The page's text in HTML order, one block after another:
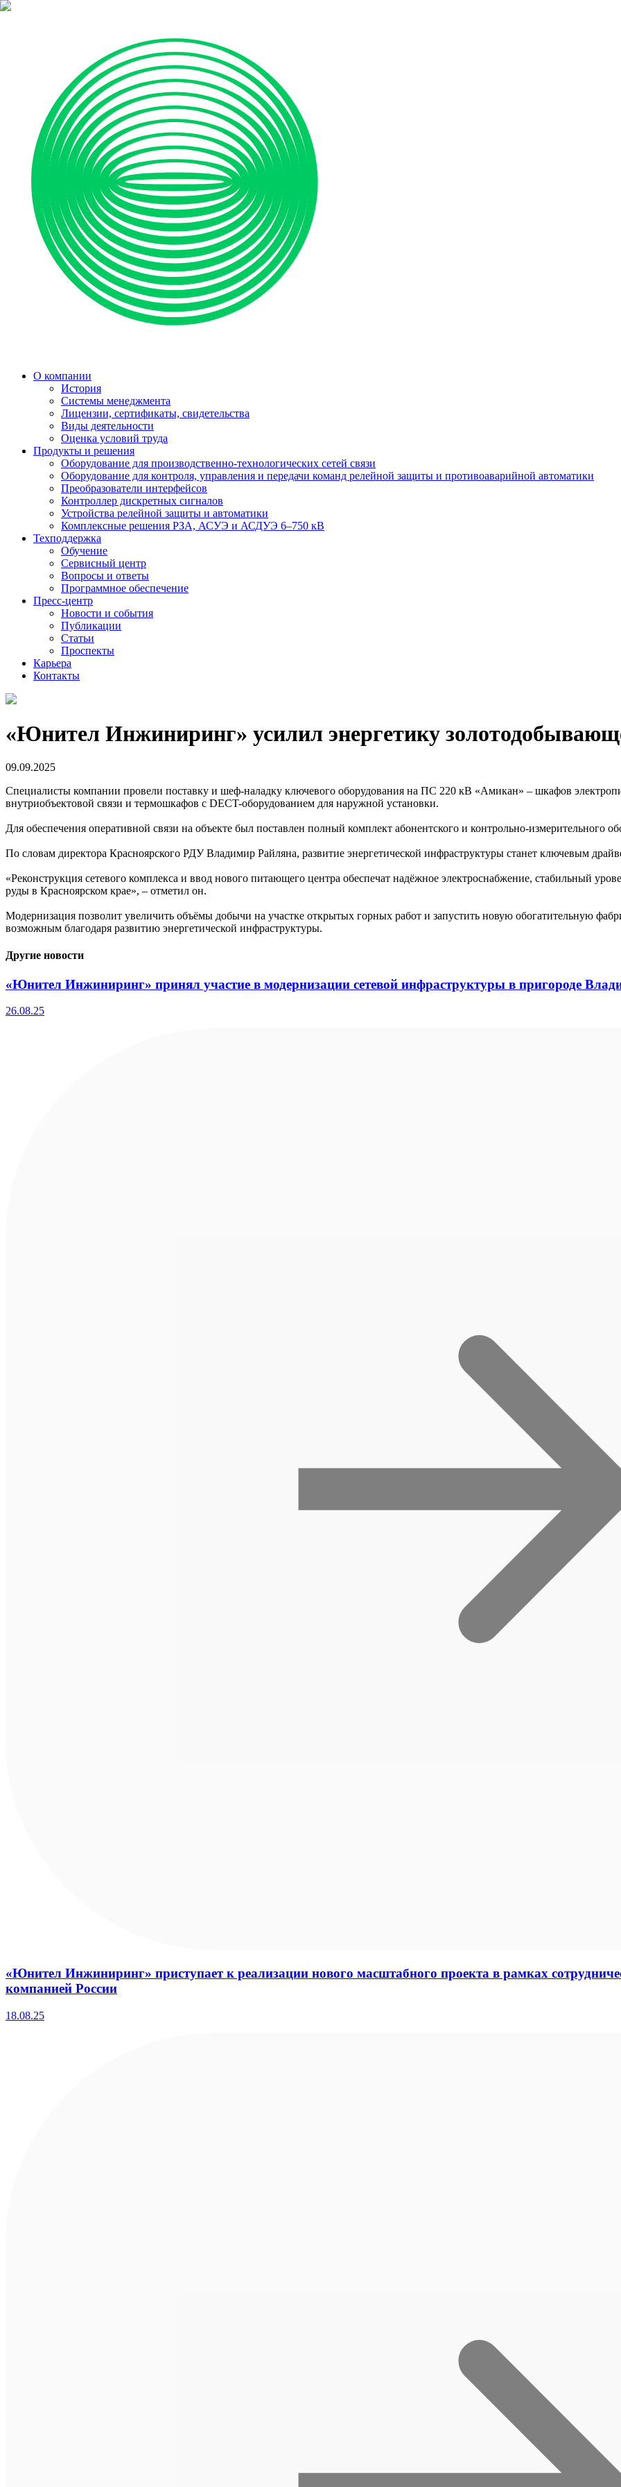
О компании
История
Системы менеджмента
Лицензии, сертификаты, свидетельства
Виды деятельности
Оценка условий труда
Продукты и решения
Оборудование для производственно-технологических сетей связи
Оборудование для контроля, управления и передачи команд релейной защиты и противоаварийной автоматики
Преобразователи интерфейсов
Контроллер дискретных сигналов
Устройства релейной защиты и автоматики
Комплексные решения РЗА, АСУЭ и АСДУЭ 6–750 кВ
Техподдержка
Обучение
Сервисный центр
Вопросы и ответы
Программное обеспечение
Пресс-центр
Новости и события
Публикации
Статьи
Проспекты
Карьера
Контакты
«Юнител Инжиниринг» усилил энергетику
09.09.2025
Специалисты компании провели поставку и шеф-наладку ключевого оборудования на ПС 220 кВ «Амикан» – шкафов
внутриобъектовой связи и термошкафов с DECT-оборудованием для наружной установки.
Для обеспечения оперативной связи на объекте был поставлен полный комплект абонентского и контрольно-измерительного
По словам директора Красноярского РДУ Владимир Райляна, развитие энергетической инфраструктуры станет ключевым
«Реконструкция сетевого комплекса и ввод нового питающего центра обеспечат надёжное электроснабжение, стабильный
руды в Красноярском крае», – отметил он.
Модернизация позволит увеличить объёмы добычи на участке открытых горных работ и запустить новую обогатительную
возможным благодаря развитию энергетической инфраструктуры.
Другие новости
«Юнител Инжиниринг» принял участие в модернизации сетевой инфраструктуры в пригороде
26.08.25
«Юнител Инжиниринг» приступает к реализации нового масштабного проекта в рамках
компанией России
18.08.25